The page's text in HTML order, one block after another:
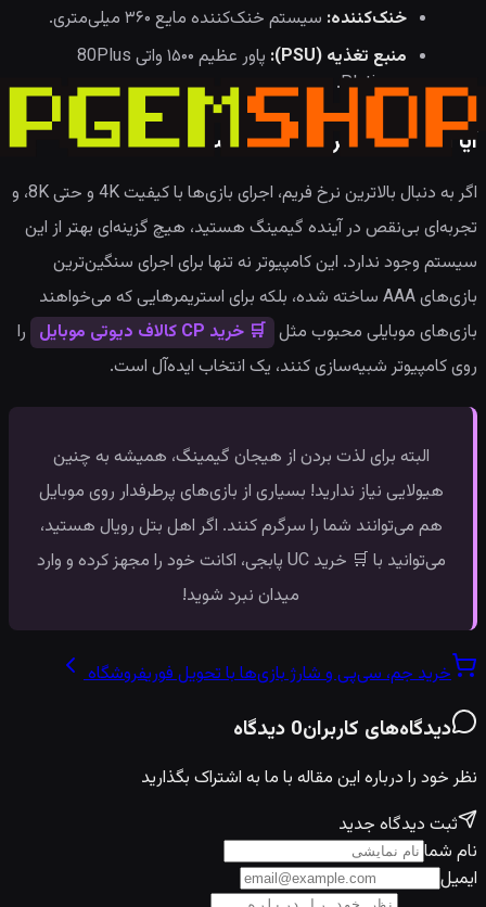
خنک‌کننده: سیستم خنک‌کننده مایع ۳۶۰ میلی‌متری.
منبع تغذیه (PSU):
پاور عظیم ۱۵۰۰ واتی 80Plus
Platinum.
آیا این سیستم برای شما مناسب است؟
اگر به دنبال بالاترین نرخ فریم، اجرای بازی‌ها با کیفیت 4K و حتی 8K، و
تجربه‌ای بی‌نقص در آینده گیمینگ هستید، هیچ گزینه‌ای بهتر از این
سیستم وجود ندارد. این کامپیوتر نه تنها برای اجرای سنگین‌ترین
بازی‌های AAA ساخته شده، بلکه برای استریمرهایی که می‌خواهند
بازی‌های موبایلی محبوب مثل 🛒 خرید CP کالاف دیوتی موبایل
را
روی کامپیوتر شبیه‌سازی کنند، یک انتخاب ایده‌آل است.
البته برای لذت بردن از هیجان گیمینگ، همیشه به چنین
هیولایی نیاز ندارید! بسیاری از بازی‌های پرطرفدار روی موبایل
هم می‌توانند شما را سرگرم کنند. اگر اهل بتل رویال هستید،
می‌توانید با 🛒 خرید UC پابجی، اکانت خود را مجهز کرده و وارد
میدان نبرد شوید!
خرید جم، سی‌پی و شارژ بازی‌ها با تحویل فوریفروشگاه
دیدگاه‌های کاربران0 دیدگاه
نظر خود را درباره این مقاله با ما به اشتراک بگذارید
ثبت دیدگاه جدید
نام شما
ایمیل